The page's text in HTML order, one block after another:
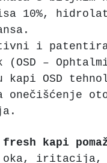
10%,
i
–
kapi OSD
onečišćenje
kapi
oka, iritacija,